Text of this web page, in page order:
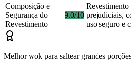
Composição e
Segurança do
Revestimento
9.0/10
Revestimento
prejudiciais,
uso seguro e
Melhor wok para saltear grandes porções